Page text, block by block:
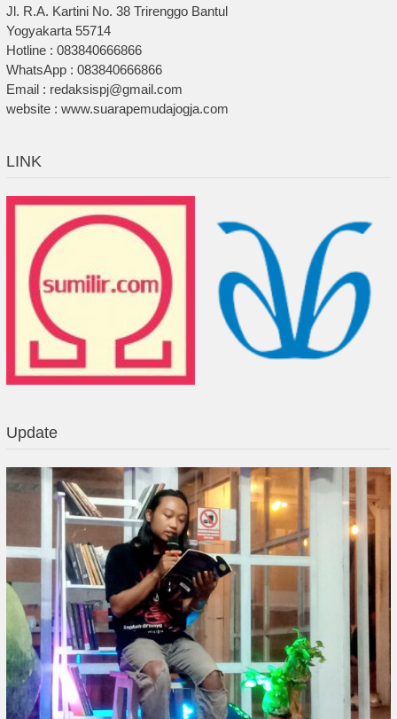
Jl. R.A. Kartini No. 38 Trirenggo Bantul
Yogyakarta 55714
Hotline : 083840666866
WhatsApp : 083840666866
Email : redaksispj@gmail.com
website : www.suarapemudajogja.com
LINK
Update